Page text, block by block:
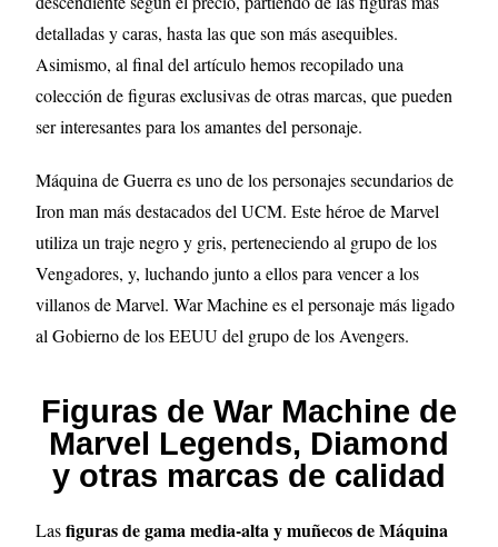
detalladas y caras, hasta las que son más asequibles.
Asimismo, al final del artículo hemos recopilado una
colección de figuras exclusivas de otras marcas, que pueden
ser interesantes para los amantes del personaje.
Máquina de Guerra es uno de los personajes secundarios de
Iron man más destacados del UCM. Este héroe de Marvel
utiliza un traje negro y gris, perteneciendo al grupo de los
Vengadores, y, luchando junto a ellos para vencer a los
villanos de Marvel. War Machine es el personaje más ligado
al Gobierno de los EEUU del grupo de los Avengers.
Figuras de War Machine de
Marvel Legends, Diamond
y otras marcas de calidad
Lasfiguras de gama media-alta y muñecos de Máquina